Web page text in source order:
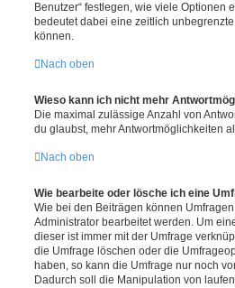
Benutzer“ festlegen, wie viele Optionen
bedeutet dabei eine zeitlich
können.
Nach oben
Wieso kann ich nicht mehr
Die maximal zulässige Anzahl von
du glaubst, mehr Antwortmöglichkeiten
Nach oben
Wie bearbeite oder lösche ich eine
Wie bei den Beiträgen können
Administrator bearbeitet werden. Um
dieser ist immer mit der Umfrage
die Umfrage löschen oder die
haben, so kann die Umfrage nur noch
Dadurch soll die Manipulation von